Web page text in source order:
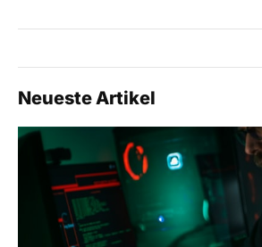
Neueste Artikel